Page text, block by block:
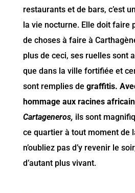
restaurants et de bars, c’est
la vie nocturne. Elle doit faire
de choses à faire à
plus de ceci, ses ruelles sont
que dans la ville fortifiée et
sont remplies de graffitis.
hommage aux racines
Cartageneros, ils sont
ce quartier à tout moment de
n’oubliez pas d’y revenir le
d’autant plus vivant.